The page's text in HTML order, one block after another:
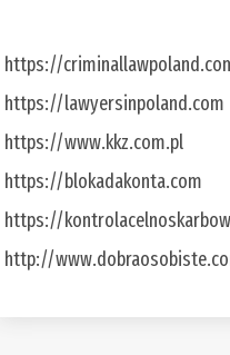
https://
https://lawyersinpoland.com
https://www.kkz.com.pl
https://blokadakonta.com
https://
http://